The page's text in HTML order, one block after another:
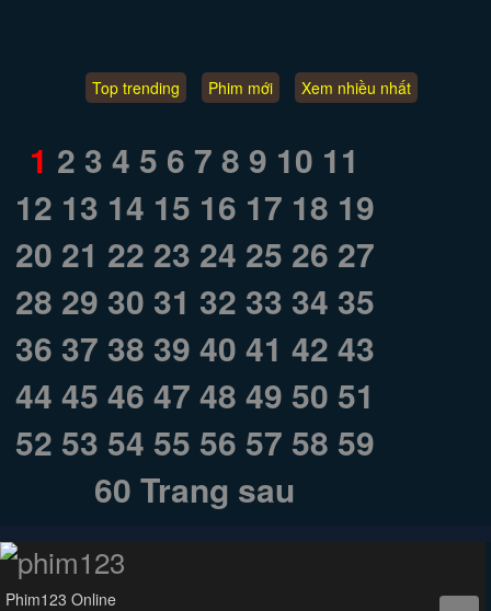
Top trending Phim mới Xem nhiều nhất
1 2 3 4 5 6 7 8 9 10 11
12 13 14 15 16 17 18 19
20 21 22 23 24 25 26 27
28 29 30 31 32 33 34 35
36 37 38 39 40 41 42 43
44 45 46 47 48 49 50 51
52 53 54 55 56 57 58 59
60 Trang sau
Phim123 Online